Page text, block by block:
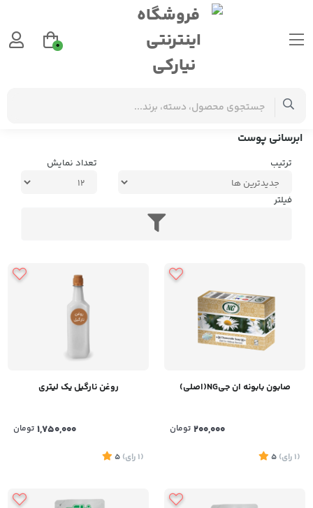
برچسب‌ها ابرسانی پوست
ابرسانی پوست
ترتیب تعداد نمایش
فیلتر
صابون بابونه ان جیNG(اصلی)
200,000 تومان
(1 رای)
5
روغن نارگیل یک لیتری
1,750,000 تومان
(1 رای)
5
0